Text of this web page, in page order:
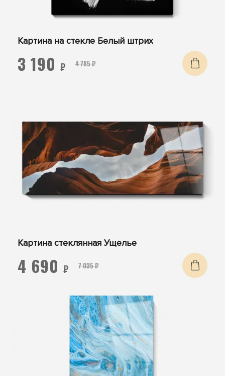
Картина на стекле Белый штрих
4 785 ₽
3 190 ₽
Картина стеклянная Ущелье
7 035 ₽
4 690 ₽